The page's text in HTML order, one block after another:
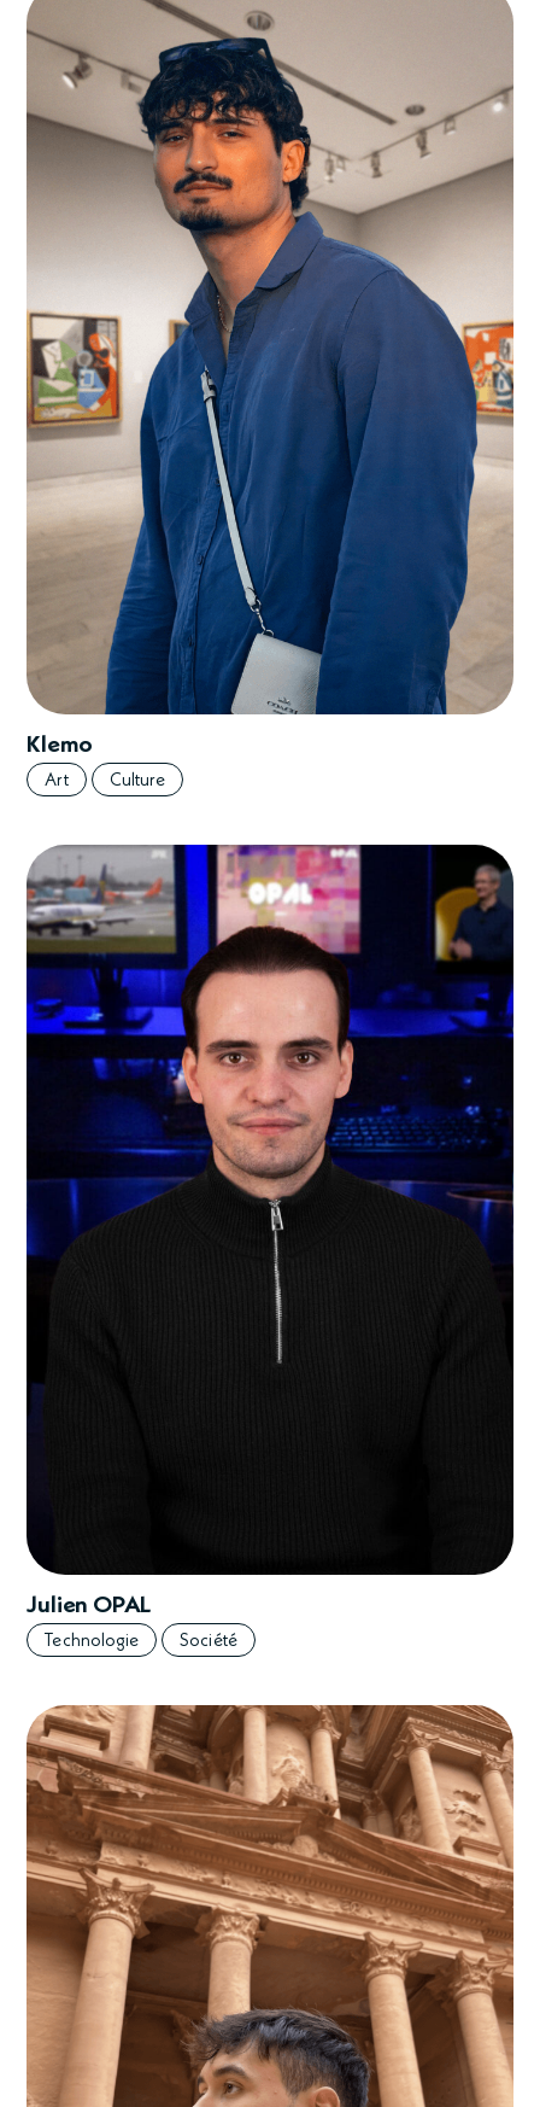
Klemo
Art Culture
Julien OPAL
Technologie Société